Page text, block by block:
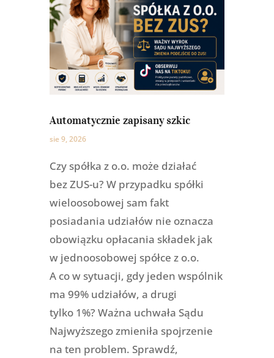
Automatycznie zapisany szkic
sie 9, 2026
Czy spółka z o.o. może działać
bez ZUS-u? W przypadku spółki
wieloosobowej sam fakt
posiadania udziałów nie oznacza
obowiązku opłacania składek jak
w jednoosobowej spółce z o.o.
A co w sytuacji, gdy jeden wspólnik
ma 99% udziałów, a drugi
tylko 1%? Ważna uchwała Sądu
Najwyższego zmieniła spojrzenie
na ten problem. Sprawdź,